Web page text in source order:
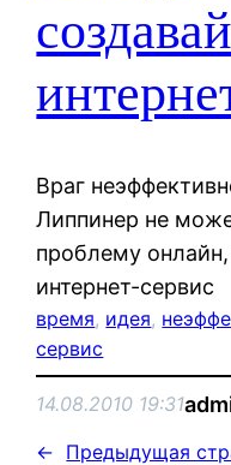
Враг
Липпинер не
проблему
интернет-сервис
время, идея,
сервис
14.08.2010 19:31
← Предыдущая